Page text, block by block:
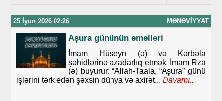
25 İyun 2026 02:26 MƏNƏVIYYAT
Aşura gününün əməlləri
İmam Hüseyn (ə) və Kərbəla
şəhidlərinə əzadarlıq etmək. İmam Rza
(ə) buyurur: “Allah-Taala, “Aşura” günü
işlərini tərk edən şəxsin dünya və axirət... Davamı..